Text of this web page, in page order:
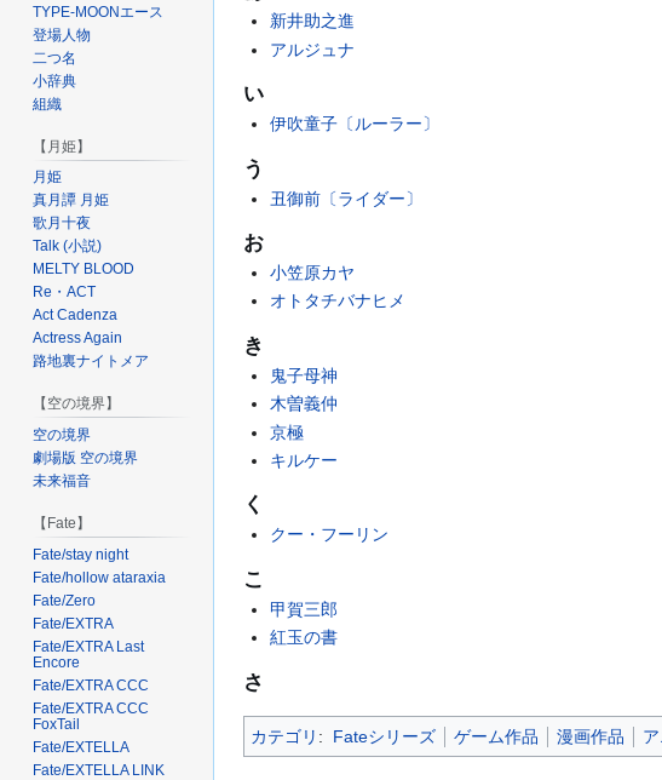
動
新井助之進
アルジュナ
い
伊吹童子〔ルーラー〕
う
丑御前〔ライダー〕
お
小笠原カヤ
オトタチバナヒメ
き
鬼子母神
木曽義仲
京極
キルケー
く
クー・フーリン
こ
甲賀三郎
紅玉の書
さ
カテゴリ : Fateシリーズ ゲーム作品 漫画作品
TYPE-MOONエース
登場人物
二つ名
小辞典
組織
【月姫】
月姫
真月譚 月姫
歌月十夜
Talk (小説)
MELTY BLOOD
Re・ACT
Act Cadenza
Actress Again
路地裏ナイトメア
【空の境界】
空の境界
劇場版 空の境界
未来福音
【Fate】
Fate/stay night
Fate/hollow ataraxia
Fate/Zero
Fate/EXTRA
Fate/EXTRA Last
Encore
Fate/EXTRA CCC
Fate/EXTRA CCC
FoxTail
Fate/EXTELLA
Fate/EXTELLA LINK